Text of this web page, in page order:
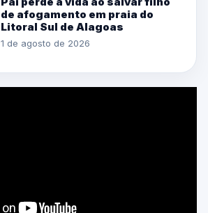
de afogamento em praia do
Litoral Sul de Alagoas
1 de agosto de 2026